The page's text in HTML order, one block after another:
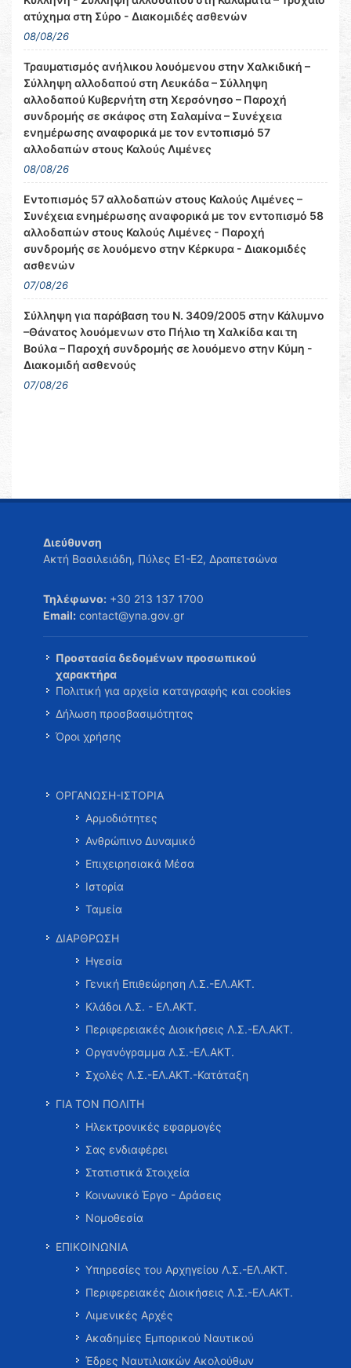
ατύχημα στη Σύρο - Διακομιδές ασθενών
08/08/26
Τραυματισμός ανήλικου λουόμενου στην Χαλκιδική –
Σύλληψη αλλοδαπού στη Λευκάδα – Σύλληψη
αλλοδαπού Κυβερνήτη στη Χερσόνησο – Παροχή
συνδρομής σε σκάφος στη Σαλαμίνα – Συνέχεια
ενημέρωσης αναφορικά με τον εντοπισμό 57
αλλοδαπών στους Καλούς Λιμένες
08/08/26
Εντοπισμός 57 αλλοδαπών στους Καλούς Λιμένες –
Συνέχεια ενημέρωσης αναφορικά με τον εντοπισμό 58
αλλοδαπών στους Καλούς Λιμένες - Παροχή
συνδρομής σε λουόμενο στην Κέρκυρα - Διακομιδές
ασθενών
07/08/26
Σύλληψη για παράβαση του Ν. 3409/2005 στην Κάλυμνο
–Θάνατος λουόμενων στο Πήλιο τη Χαλκίδα και τη
Βούλα – Παροχή συνδρομής σε λουόμενο στην Κύμη -
Διακομιδή ασθενούς
07/08/26
Διεύθυνση
Ακτή Βασιλειάδη, Πύλες Ε1-Ε2, Δραπετσώνα
Τηλέφωνο: +30 213 137 1700
Email: contact@yna.gov.gr
Προστασία δεδομένων προσωπικού
χαρακτήρα
Πολιτική για αρχεία καταγραφής και cookies
Δήλωση προσβασιμότητας
Όροι χρήσης
ΟΡΓΑΝΩΣΗ-ΙΣΤΟΡΙΑ
Αρμοδιότητες
Ανθρώπινο Δυναμικό
Επιχειρησιακά Μέσα
Ιστορία
Ταμεία
ΔΙΑΡΘΡΩΣΗ
Ηγεσία
Γενική Επιθεώρηση Λ.Σ.-ΕΛ.ΑΚΤ.
Κλάδοι Λ.Σ. - ΕΛ.ΑΚΤ.
Περιφερειακές Διοικήσεις Λ.Σ.-ΕΛ.ΑΚΤ.
Οργανόγραμμα Λ.Σ.-ΕΛ.ΑΚΤ.
Σχολές Λ.Σ.-ΕΛ.ΑΚΤ.-Κατάταξη
ΓΙΑ ΤΟΝ ΠΟΛΙΤΗ
Ηλεκτρονικές εφαρμογές
Σας ενδιαφέρει
Στατιστικά Στοιχεία
Κοινωνικό Έργο - Δράσεις
Νομοθεσία
ΕΠΙΚΟΙΝΩΝΙΑ
Υπηρεσίες του Αρχηγείου Λ.Σ.-ΕΛ.ΑΚΤ.
Περιφερειακές Διοικήσεις Λ.Σ.-ΕΛ.ΑΚΤ.
Λιμενικές Αρχές
Ακαδημίες Εμπορικού Ναυτικού
Έδρες Ναυτιλιακών Ακολούθων